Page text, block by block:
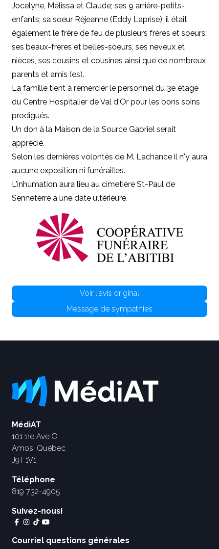
Jocelyne, Mélissa et Claude; ses 9 arrière-petits-
enfants; sa soeur Réjeanne (Eddy Laprise); il était
également le frère de feu de plusieurs frères et soeurs;
ses beaux-frères et belles-soeurs, ses neveux et
nièces, ses cousins et cousines ainsi que de nombreux
parents et amis (es).
La famille tient à remercier le personnel du 3e étage
du Centre Hospitalier de Val d'Or pour les bons soins
prodigués.
Un don à la Maison de la Source Gabriel serait
apprécié.
Selon les dernières volontés de M. Lachance il n'y aura
aucune exposition ni funérailles.
L'inhumation aura lieu au cimetière St-Paul de
Senneterre à une date ultérieure.
Voir l'avis original
Message de sympathies
MédiAT
101 1re Ave O
Amos, Québec
J9T 1V1
Téléphone
819 732-4905
Suivez-nous!
Courriel questions générales